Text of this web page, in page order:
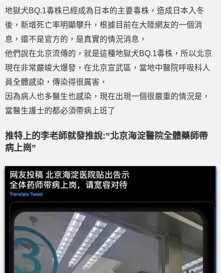
地獄犬BQ.1毒株已經成為日本的主要毒株，造成日本入冬
後，新增死亡率明顯攀升，根據目前在大陸網友的一個消
息，還不是官方的，是真實的情況消息，
他們說在北京流傳的，就是這種地獄犬BQ.1毒株，所以北京
現在非常嚴峻大爆發，在北京宣武區，當地中醫院呼吸科人
員全體感染，傳染得很厲害，
因為病人也多醫生也感染，現在出現一個很嚴重的情況是，
當醫生護士的都必須帶病上班了
推特上的李老師就發推說:”北京海淀醫院全體藥師帶
病上崗”